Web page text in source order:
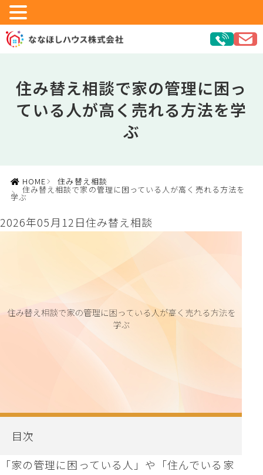
住み替え相談で家の管理に困っ
ている人が高く売れる方法を学
ぶ
HOME 住み替え相談
住み替え相談で家の管理に困っている人が高く売れる方法を
学ぶ
2026年05月12日住み替え相談
目次
「家の管理に困っている人」や「住んでいる家